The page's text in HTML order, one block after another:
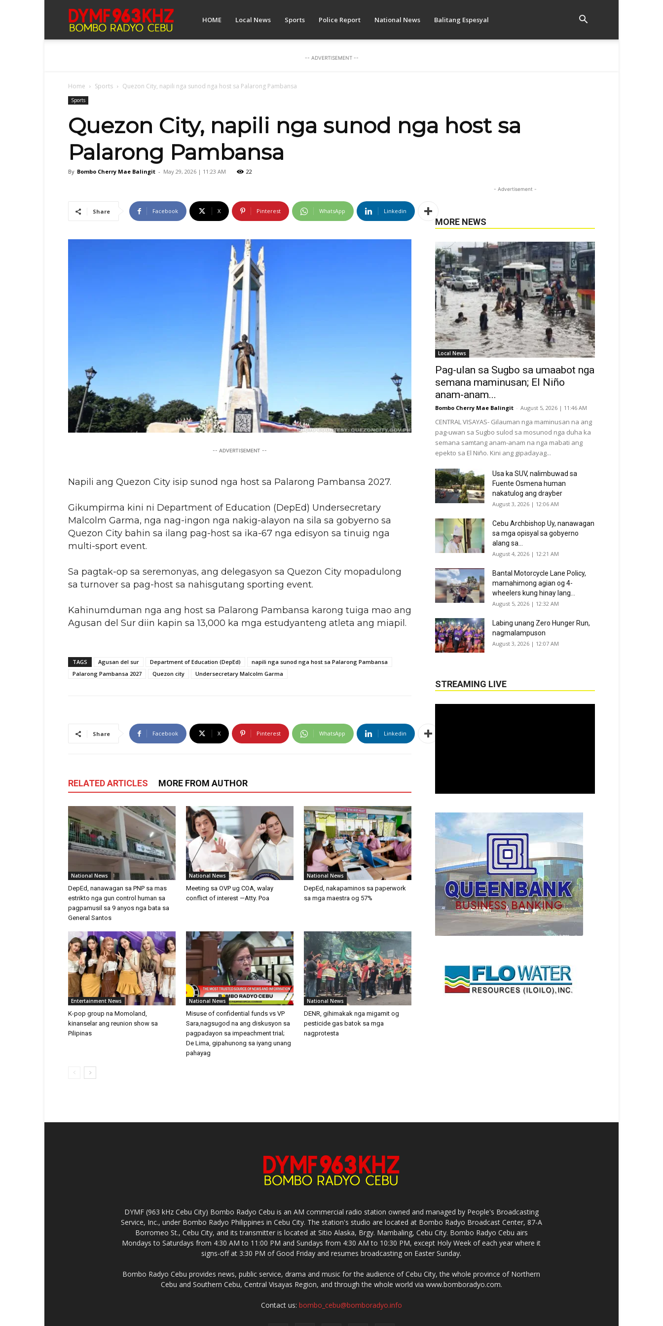
HOME Local News Sports Police Report National News Balitang Espesyal
-- ADVERTISEMENT --
Home Sports Quezon City, napili nga sunod nga host sa Palarong Pambansa
Sports
Quezon City, napili nga sunod nga host sa
Palarong Pambansa
By Bombo Cherry Mae Balingit - May 29, 2026 | 11:23 AM 22
Share Facebook X Pinterest WhatsApp Linkedin
-- ADVERTISEMENT --
Napili ang Quezon City isip sunod nga host sa Palarong Pambansa 2027.
Gikumpirma kini ni Department of Education (DepEd) Undersecretary
Malcolm Garma, nga nag-ingon nga nakig-alayon na sila sa gobyerno sa
Quezon City bahin sa ilang pag-host sa ika-67 nga edisyon sa tinuig nga
multi-sport event.
Sa pagtak-op sa seremonyas, ang delegasyon sa Quezon City mopadulong
sa turnover sa pag-host sa nahisgutang sporting event.
Kahinumduman nga ang host sa Palarong Pambansa karong tuiga mao ang
Agusan del Sur diin kapin sa 13,000 ka mga estudyanteng atleta ang miapil.
TAGS Agusan del sur Department of Education (DepEd)
napili nga sunod nga host sa Palarong Pambansa
Palarong Pambansa 2027
Quezon city Undersecretary Malcolm Garma
Share Facebook X Pinterest WhatsApp Linkedin
RELATED ARTICLES MORE FROM AUTHOR
National News
DepEd, nanawagan sa PNP sa mas
estrikto nga gun control human sa
pagpamusil sa 9 anyos nga bata sa
General Santos
National News
Meeting sa OVP ug COA, walay
conflict of interest —Atty. Poa
National News
DepEd, nakapaminos sa paperwork
sa mga maestra og 57%
Entertainment News
K-pop group na Momoland,
kinanselar ang reunion show sa
Pilipinas
National News
Misuse of confidential funds vs VP
Sara,nagsugod na ang diskusyon sa
pagpadayon sa impeachment trial;
De Lima, gipahunong sa iyang unang
pahayag
National News
DENR, gihimakak nga migamit og
pesticide gas batok sa mga
nagprotesta
- Advertisement -
MORE NEWS
Local News
Pag-ulan sa Sugbo sa umaabot nga
semana maminusan; El Niño
anam-anam...
Bombo Cherry Mae Balingit - August 5, 2026 | 11:46 AM
CENTRAL VISAYAS- Gilauman nga maminusan na ang
pag-uwan sa Sugbo sulod sa mosunod nga duha ka
semana samtang anam-anam na nga mabati ang
epekto sa El Niño. Kini ang gipadayag...
Usa ka SUV, nalimbuwad sa
Fuente Osmena human
nakatulog ang drayber
August 3, 2026 | 12:06 AM
Cebu Archbishop Uy, nanawagan
sa mga opisyal sa gobyerno
alang sa...
August 4, 2026 | 12:21 AM
Bantal Motorcycle Lane Policy,
mamahimong agian og 4-
wheelers kung hinay lang...
August 5, 2026 | 12:32 AM
Labing unang Zero Hunger Run,
nagmalampuson
August 3, 2026 | 12:07 AM
STREAMING LIVE
DYMF (963 kHz Cebu City) Bombo Radyo Cebu is an AM commercial radio station owned and managed by People's Broadcasting
Service, Inc., under Bombo Radyo Philippines in Cebu City. The station's studio are located at Bombo Radyo Broadcast Center, 87-A
Borromeo St., Cebu City, and its transmitter is located at Sitio Alaska, Brgy. Mambaling, Cebu City. Bombo Radyo Cebu airs
Mondays to Saturdays from 4:30 AM to 11:00 PM and Sundays from 4:30 AM to 10:30 PM, except Holy Week of each year where it
signs-off at 3:30 PM of Good Friday and resumes broadcasting on Easter Sunday.
Bombo Radyo Cebu provides news, public service, drama and music for the audience of Cebu City, the whole province of Northern
Cebu and Southern Cebu, Central Visayas Region, and through the whole world via www.bomboradyo.com.
Contact us: bombo_cebu@bomboradyo.info